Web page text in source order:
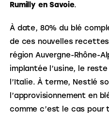
Rumilly en Savoie.
À date, 80% du blé
de ces nouvelles
région Auvergne-Rhône-
implantée l’usine, le
l’Italie. À terme, Nestlé
l’approvisionnement en
comme c’est le cas pour